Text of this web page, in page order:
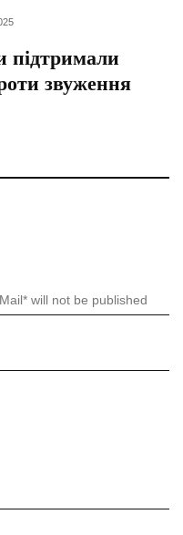
підтримали
звуження